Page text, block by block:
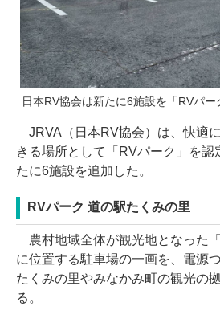
日本RV協会は新たに6施設を「RVパー
JRVA（日本RV協会）は、快適
きる場所として「RVパーク」を認
たに6施設を追加した。
RVパーク 道の駅たくみの里
農村地域全体が観光地となった「
に位置する駐車場の一画を、電源
たくみの里やみなかみ町の観光の
る。